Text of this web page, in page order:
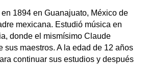
1894 en Guanajuato, México de
mexicana. Estudió música en
donde el mismísimo Claude
sus maestros. A la edad de 12 años
continuar sus estudios y después